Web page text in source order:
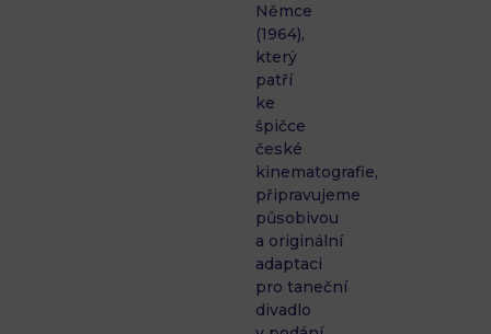
Němce
(1964),
který
patří
ke
špičce
české
kinematografie,
připravujeme
působivou
a originální
adaptaci
pro taneční
divadlo